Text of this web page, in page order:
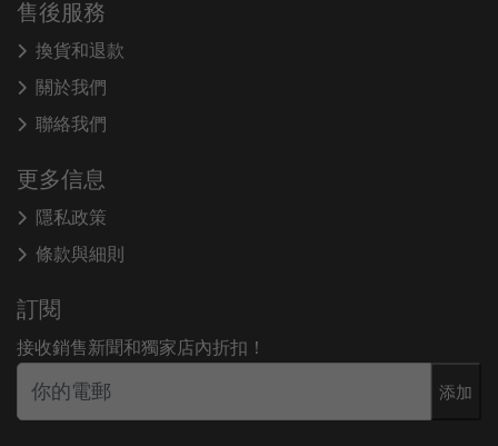
售後服務
換貨和退款
關於我們
聯絡我們
更多信息
隱私政策
條款與細則
訂閱
接收銷售新聞和獨家店內折扣！
添加